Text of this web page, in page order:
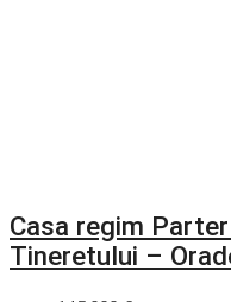
Casa regim
Tineretului –